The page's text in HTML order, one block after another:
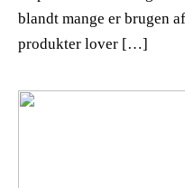
blandt mange er brugen
produkter lover […]